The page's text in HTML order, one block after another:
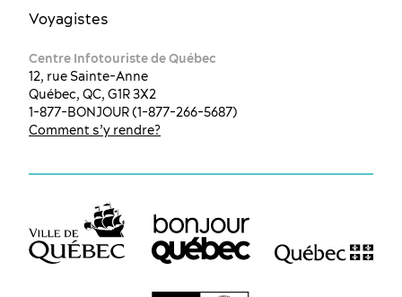
Voyagistes
Centre Infotouriste de Québec
12, rue Sainte-Anne
Québec, QC, G1R 3X2
1-877-BONJOUR (1-877-266-5687)
Comment s’y rendre?